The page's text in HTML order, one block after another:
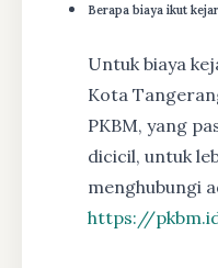
Berapa biaya ikut
Untuk biaya
Kota
PKBM, yang
dicicil, untuk
menghubungi
https://